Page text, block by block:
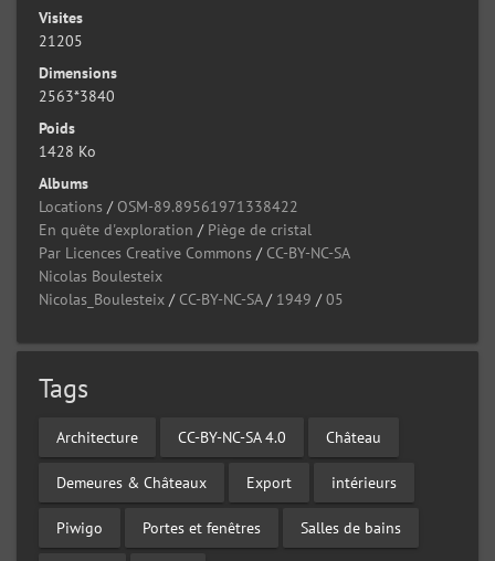
Visites
21205
Dimensions
2563*3840
Poids
1428 Ko
Albums
Locations / OSM-89.89561971338422
En quête d'exploration / Piège de cristal
Par Licences Creative Commons / CC-BY-NC-SA
Nicolas Boulesteix
Nicolas_Boulesteix / CC-BY-NC-SA/ 1949 /05
Tags
Architecture CC-BY-NC-SA 4.0 Château
Demeures & Châteaux Export intérieurs
Piwigo Portes et fenêtres Salles de bains